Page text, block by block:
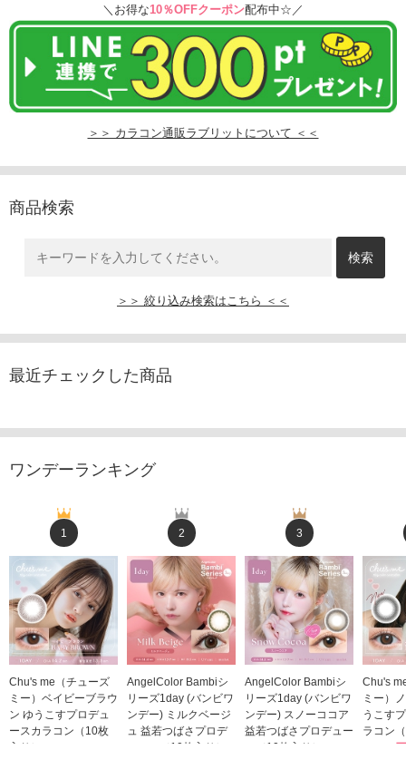
＼お得な10％OFFクーポン配布中☆／
＞＞ カラコン通販ラブリットについて ＜＜
商品検索
＞＞ 絞り込み検索はこちら ＜＜
最近チェックした商品
ワンデーランキング
1
Chu's me（チューズ
ミー）ベイビーブラウ
ン ゆうこすプロデュ
ースカラコン（10枚
入り）
2
AngelColor Bambiシ
リーズ1day (バンビワ
ンデー) ミルクベージ
ュ 益若つばさプロデ
ュース（10枚入り）
3
AngelColor Bambiシ
リーズ1day (バンビワ
ンデー) スノーココア
益若つばさプロデュー
ス（10枚入り）
Chu's
ミー）
うこす
ラコン
1,705